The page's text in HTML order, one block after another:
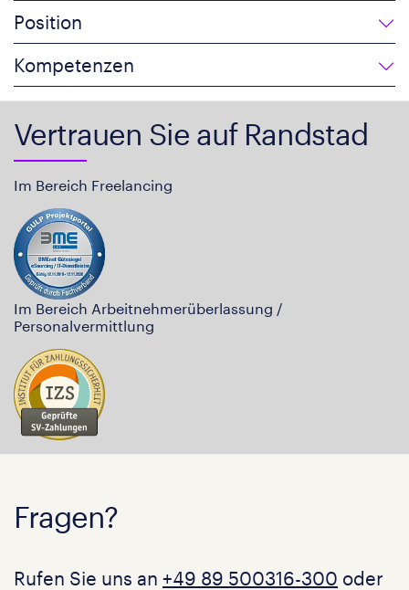
Position
Kompetenzen
Vertrauen Sie auf Randstad
Im Bereich Freelancing
Im Bereich Arbeitnehmerüberlassung /
Personalvermittlung
Fragen?
Rufen Sie uns an +49 89 500316-300 oder